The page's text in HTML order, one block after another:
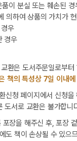
이 분실 또는 훼손된 경
의하여 상품의 가치가
우
경우
환은 도서주문일로부
책의 특성상 7일 이내
신청 페이지에서 신청
도서로 교환은 불가합니
장을 해주신 후, 포장
도 책이 손상될 수 있으